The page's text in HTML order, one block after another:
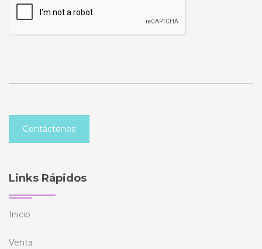
Contáctenos
Links Rápidos
Inicio
Venta